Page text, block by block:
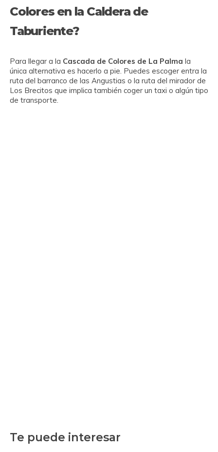
Colores en la Caldera de
Taburiente?
Para llegar a la Cascada de Colores de La Palma la
única alternativa es hacerlo a pie. Puedes escoger entra la
ruta del barranco de las Angustias o la ruta del mirador de
Los Brecitos que implica también coger un taxi o algún tipo
de transporte.
Te puede interesar